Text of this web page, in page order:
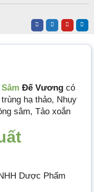
Đế Vương có
hạ thảo, Nhụy
sâm, Tảo xoắn
Dược Phẩm